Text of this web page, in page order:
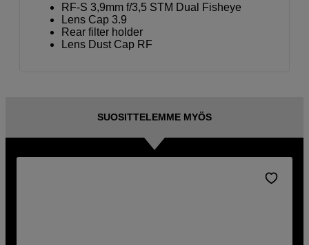
RF-S 3,9mm f/3,5 STM Dual Fisheye
Lens Cap 3.9
Rear filter holder
Lens Dust Cap RF
SUOSITTELEMME MYÖS